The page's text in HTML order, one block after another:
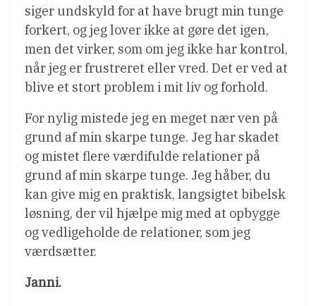
siger undskyld for at have brugt min tunge
forkert, og jeg lover ikke at gøre det igen,
men det virker, som om jeg ikke har kontrol,
når jeg er frustreret eller vred. Det er ved at
blive et stort problem i mit liv og forhold.
For nylig mistede jeg en meget nær ven på
grund af min skarpe tunge. Jeg har skadet
og mistet flere værdifulde relationer på
grund af min skarpe tunge. Jeg håber, du
kan give mig en praktisk, langsigtet bibelsk
løsning, der vil hjælpe mig med at opbygge
og vedligeholde de relationer, som jeg
værdsætter.
Janni.